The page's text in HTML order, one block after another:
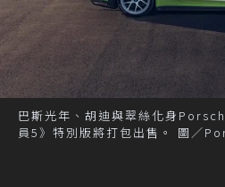
巴斯光年、胡迪與翠絲化身
員5》特別版將打包出售。 圖／